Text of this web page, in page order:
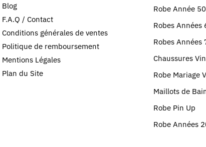
page
du
produit
page
du
Blog
F.A.Q / Contact
Conditions générales de ventes
Politique de remboursement
Mentions Légales
Plan du Site
Robe Année 50
Robes Années
Robes Années
Chaussures
Robe Mariage
Maillots de
Robe Pin Up
Robe Années